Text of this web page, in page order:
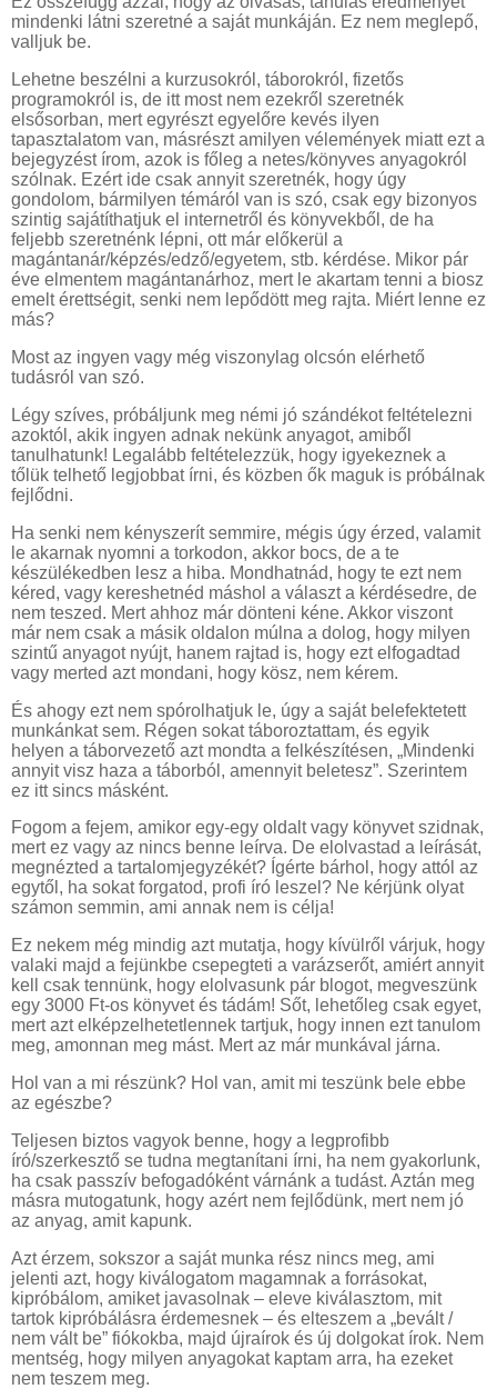
mindenki látni szeretné a saját munkáján. Ez nem meglepő,
valljuk be.
Lehetne beszélni a kurzusokról, táborokról, fizetős
programokról is, de itt most nem ezekről szeretnék
elsősorban, mert egyrészt egyelőre kevés ilyen
tapasztalatom van, másrészt amilyen vélemények miatt ezt a
bejegyzést írom, azok is főleg a netes/könyves anyagokról
szólnak. Ezért ide csak annyit szeretnék, hogy úgy
gondolom, bármilyen témáról van is szó, csak egy bizonyos
szintig sajátíthatjuk el internetről és könyvekből, de ha
feljebb szeretnénk lépni, ott már előkerül a
magántanár/képzés/edző/egyetem, stb. kérdése. Mikor pár
éve elmentem magántanárhoz, mert le akartam tenni a biosz
emelt érettségit, senki nem lepődött meg rajta. Miért lenne ez
más?
Most az ingyen vagy még viszonylag olcsón elérhető
tudásról van szó.
Légy szíves, próbáljunk meg némi jó szándékot feltételezni
azoktól, akik ingyen adnak nekünk anyagot, amiből
tanulhatunk! Legalább feltételezzük, hogy igyekeznek a
tőlük telhető legjobbat írni, és közben ők maguk is próbálnak
fejlődni.
Ha senki nem kényszerít semmire, mégis úgy érzed, valamit
le akarnak nyomni a torkodon, akkor bocs, de a te
készülékedben lesz a hiba. Mondhatnád, hogy te ezt nem
kéred, vagy kereshetnéd máshol a választ a kérdésedre, de
nem teszed. Mert ahhoz már dönteni kéne. Akkor viszont
már nem csak a másik oldalon múlna a dolog, hogy milyen
szintű anyagot nyújt, hanem rajtad is, hogy ezt elfogadtad
vagy merted azt mondani, hogy kösz, nem kérem.
És ahogy ezt nem spórolhatjuk le, úgy a saját belefektetett
munkánkat sem. Régen sokat táboroztattam, és egyik
helyen a táborvezető azt mondta a felkészítésen, „Mindenki
annyit visz haza a táborból, amennyit beletesz”. Szerintem
ez itt sincs másként.
Fogom a fejem, amikor egy-egy oldalt vagy könyvet szidnak,
mert ez vagy az nincs benne leírva. De elolvastad a leírását,
megnézted a tartalomjegyzékét? Ígérte bárhol, hogy attól az
egytől, ha sokat forgatod, profi író leszel? Ne kérjünk olyat
számon semmin, ami annak nem is célja!
Ez nekem még mindig azt mutatja, hogy kívülről várjuk, hogy
valaki majd a fejünkbe csepegteti a varázserőt, amiért annyit
kell csak tennünk, hogy elolvasunk pár blogot, megveszünk
egy 3000 Ft-os könyvet és tádám! Sőt, lehetőleg csak egyet,
mert azt elképzelhetetlennek tartjuk, hogy innen ezt tanulom
meg, amonnan meg mást. Mert az már munkával járna.
Hol van a mi részünk? Hol van, amit mi teszünk bele ebbe
az egészbe?
Teljesen biztos vagyok benne, hogy a legprofibb
író/szerkesztő se tudna megtanítani írni, ha nem gyakorlunk,
ha csak passzív befogadóként várnánk a tudást. Aztán meg
másra mutogatunk, hogy azért nem fejlődünk, mert nem jó
az anyag, amit kapunk.
Azt érzem, sokszor a saját munka rész nincs meg, ami
jelenti azt, hogy kiválogatom magamnak a forrásokat,
kipróbálom, amiket javasolnak – eleve kiválasztom, mit
tartok kipróbálásra érdemesnek – és elteszem a „bevált /
nem vált be” fiókokba, majd újraírok és új dolgokat írok. Nem
mentség, hogy milyen anyagokat kaptam arra, ha ezeket
nem teszem meg.